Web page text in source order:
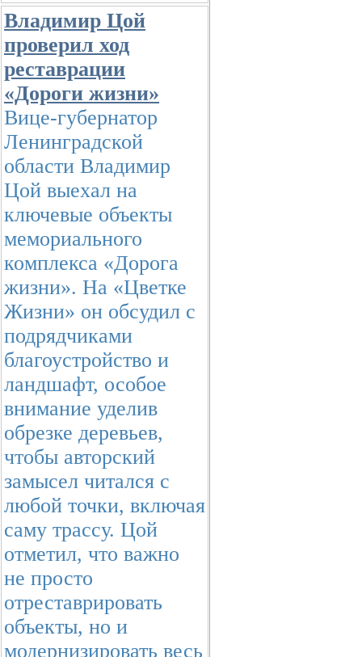
Владимир Цой
проверил ход
реставрации
«Дороги жизни»
Вице-губернатор
Ленинградской
области Владимир
Цой выехал на
ключевые объекты
мемориального
комплекса «Дорога
жизни». На «Цветке
Жизни» он обсудил с
подрядчиками
благоустройство и
ландшафт, особое
внимание уделив
обрезке деревьев,
чтобы авторский
замысел читался с
любой точки, включая
саму трассу. Цой
отметил, что важно
не просто
отреставрировать
объекты, но и
модернизировать весь